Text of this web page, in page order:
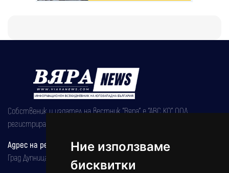
Ние използваме
бисквитки
Собственик и издател на вестник "Вяра" е "АВС КО" ООД,
регистрирана на 08.05.2002 година.
Адрес на редакцията
Град Дупница, ул.''Христо Ботев" 43